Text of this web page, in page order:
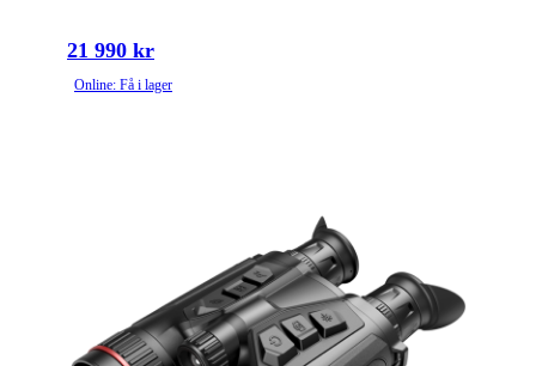
21 990 kr
Online: Få i lager